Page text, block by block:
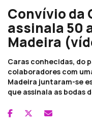
Convívio da
assinala 50
Madeira
Caras conhecidas, do
colaboradores com
Madeira juntaram-se
que assinala as bodas